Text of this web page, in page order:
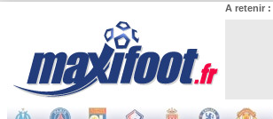
A retenir :